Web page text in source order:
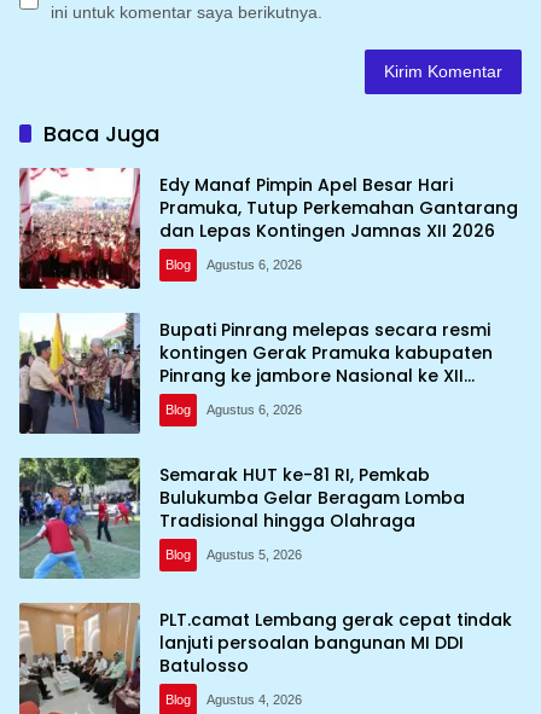
ini untuk komentar saya berikutnya.
Baca Juga
Edy Manaf Pimpin Apel Besar Hari
Pramuka, Tutup Perkemahan Gantarang
dan Lepas Kontingen Jamnas XII 2026
Blog Agustus 6, 2026
Bupati Pinrang melepas secara resmi
kontingen Gerak Pramuka kabupaten
Pinrang ke jambore Nasional ke XII
kebumi perkemahan Cibubur
Blog Agustus 6, 2026
Semarak HUT ke-81 RI, Pemkab
Bulukumba Gelar Beragam Lomba
Tradisional hingga Olahraga
Blog Agustus 5, 2026
PLT.camat Lembang gerak cepat tindak
lanjuti persoalan bangunan MI DDI
Batulosso
Blog Agustus 4, 2026